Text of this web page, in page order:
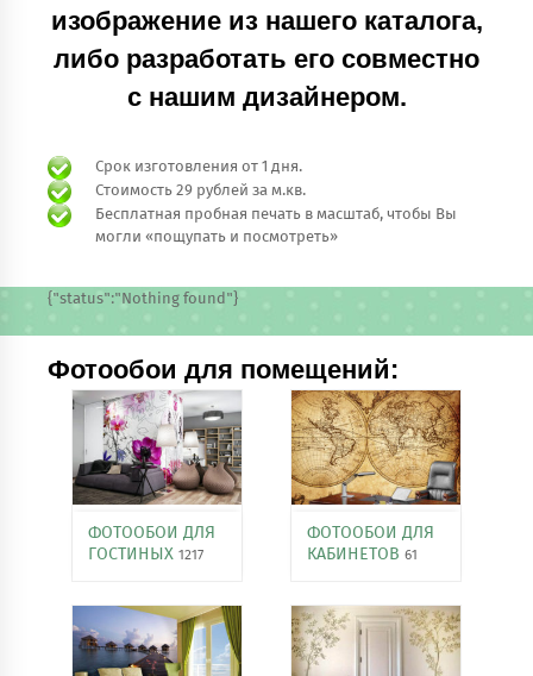
изображение из нашего каталога,
либо разработать его совместно
с нашим дизайнером.
Срок изготовления от 1 дня.
Стоимость 29 рублей за м.кв.
Бесплатная пробная печать в масштаб, чтобы Вы
могли «пощупать и посмотреть»
{"status":"Nothing found"}
Фотообои для помещений:
ФОТООБОИ ДЛЯ
ГОСТИНЫХ 1217
ФОТООБОИ ДЛЯ
КАБИНЕТОВ 61